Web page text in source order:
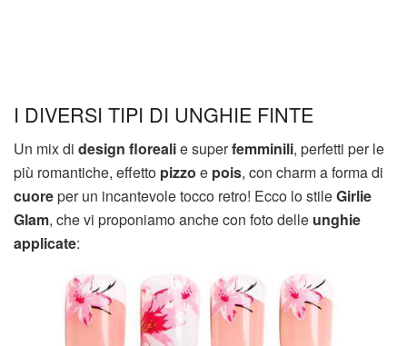
I DIVERSI TIPI DI UNGHIE FINTE
Un mix di design florealie superfemminili, perfetti per le
più romantiche, effetto pizzo e pois, con charm a forma di
cuoreper un incantevole tocco retro! Ecco lo stileGirlie
Glam, che vi proponiamo anche con foto delle unghie
applicate: